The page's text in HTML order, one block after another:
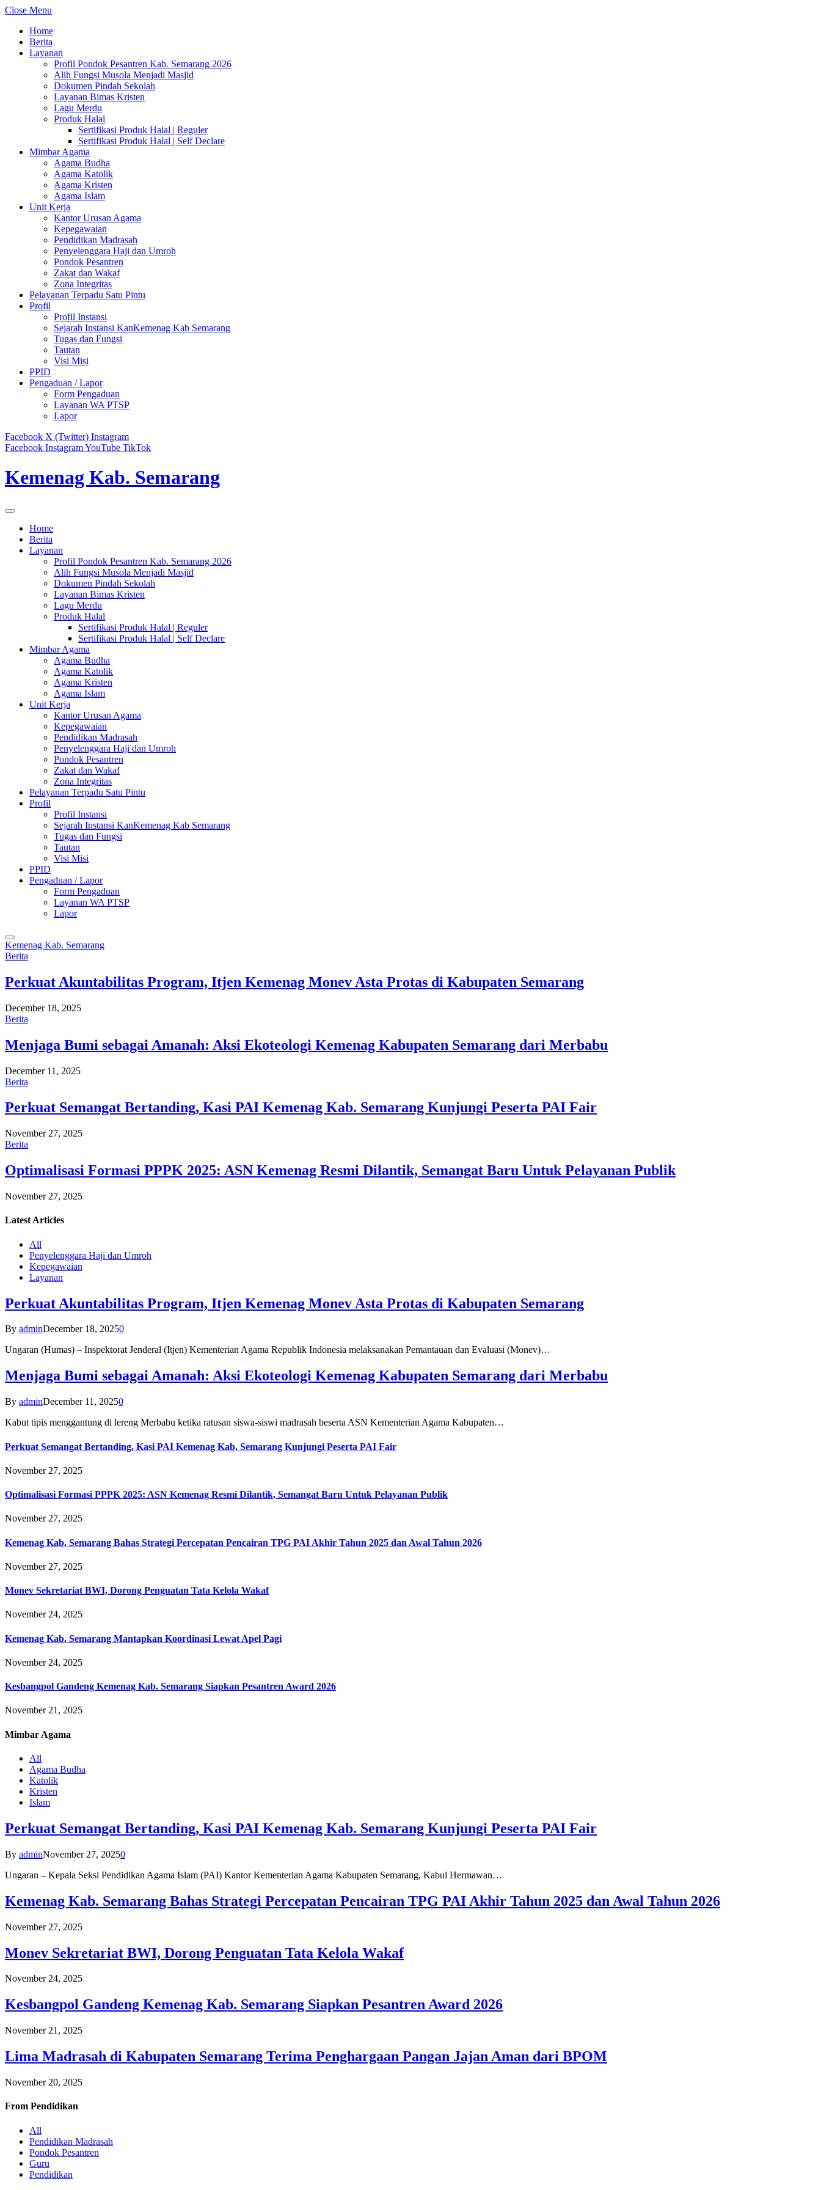
Close Menu
Home
Berita
Layanan
Profil Pondok Pesantren Kab. Semarang 2026
Alih Fungsi Musola Menjadi Masjid
Dokumen Pindah Sekolah
Layanan Bimas Kristen
Lagu Merdu
Produk Halal
Sertifikasi Produk Halal | Reguler
Sertifikasi Produk Halal | Self Declare
Mimbar Agama
Agama Budha
Agama Katolik
Agama Kristen
Agama Islam
Unit Kerja
Kantor Urusan Agama
Kepegawaian
Pendidikan Madrasah
Penyelenggara Haji dan Umroh
Pondok Pesantren
Zakat dan Wakaf
Zona Integritas
Pelayanan Terpadu Satu Pintu
Profil
Profil Instansi
Sejarah Instansi KanKemenag Kab Semarang
Tugas dan Fungsi
Tautan
Visi Misi
PPID
Pengaduan / Lapor
Form Pengaduan
Layanan WA PTSP
Lapor
Facebook X (Twitter) Instagram
Facebook InstagramYouTube TikTok
Kemenag Kab. Semarang
Home
Berita
Layanan
Profil Pondok Pesantren Kab. Semarang 2026
Alih Fungsi Musola Menjadi Masjid
Dokumen Pindah Sekolah
Layanan Bimas Kristen
Lagu Merdu
Produk Halal
Sertifikasi Produk Halal | Reguler
Sertifikasi Produk Halal | Self Declare
Mimbar Agama
Agama Budha
Agama Katolik
Agama Kristen
Agama Islam
Unit Kerja
Kantor Urusan Agama
Kepegawaian
Pendidikan Madrasah
Penyelenggara Haji dan Umroh
Pondok Pesantren
Zakat dan Wakaf
Zona Integritas
Pelayanan Terpadu Satu Pintu
Profil
Profil Instansi
Sejarah Instansi KanKemenag Kab Semarang
Tugas dan Fungsi
Tautan
Visi Misi
PPID
Pengaduan / Lapor
Form Pengaduan
Layanan WA PTSP
Lapor
Kemenag Kab. Semarang
Berita
Perkuat Akuntabilitas Program, Itjen Kemenag Monev Asta Protas di Kabupaten Semarang
December 18, 2025
Berita
Menjaga Bumi sebagai Amanah: Aksi Ekoteologi Kemenag Kabupaten Semarang dari Merbabu
December 11, 2025
Berita
Perkuat Semangat Bertanding, Kasi PAI Kemenag Kab. Semarang Kunjungi Peserta PAI Fair
November 27, 2025
Berita
Optimalisasi Formasi PPPK 2025: ASN Kemenag Resmi Dilantik, Semangat Baru Untuk Pelayanan Publik
November 27, 2025
Latest Articles
All
Penyelenggara Haji dan Umroh
Kepegawaian
Layanan
Perkuat Akuntabilitas Program, Itjen Kemenag Monev Asta Protas di Kabupaten Semarang
By adminDecember 18, 20250
Ungaran (Humas) – Inspektorat Jenderal (Itjen) Kementerian Agama Republik Indonesia melaksanakan Pemantauan dan Evaluasi (Monev)…
Menjaga Bumi sebagai Amanah: Aksi Ekoteologi Kemenag Kabupaten Semarang dari Merbabu
By adminDecember 11, 20250
Kabut tipis menggantung di lereng Merbabu ketika ratusan siswa-siswi madrasah beserta ASN Kementerian Agama Kabupaten…
Perkuat Semangat Bertanding, Kasi PAI Kemenag Kab. Semarang Kunjungi Peserta PAI Fair
November 27, 2025
Optimalisasi Formasi PPPK 2025: ASN Kemenag Resmi Dilantik, Semangat Baru Untuk Pelayanan Publik
November 27, 2025
Kemenag Kab. Semarang Bahas Strategi Percepatan Pencairan TPG PAI Akhir Tahun 2025 dan Awal Tahun 2026
November 27, 2025
Monev Sekretariat BWI, Dorong Penguatan Tata Kelola Wakaf
November 24, 2025
Kemenag Kab. Semarang Mantapkan Koordinasi Lewat Apel Pagi
November 24, 2025
Kesbangpol Gandeng Kemenag Kab. Semarang Siapkan Pesantren Award 2026
November 21, 2025
Mimbar Agama
All
Agama Budha
Katolik
Kristen
Islam
Perkuat Semangat Bertanding, Kasi PAI Kemenag Kab. Semarang Kunjungi Peserta PAI Fair
By adminNovember 27, 20250
Ungaran – Kepala Seksi Pendidikan Agama Islam (PAI) Kantor Kementerian Agama Kabupaten Semarang, Kabul Hermawan…
Kemenag Kab. Semarang Bahas Strategi Percepatan Pencairan TPG PAI Akhir Tahun 2025 dan Awal Tahun 2026
November 27, 2025
Monev Sekretariat BWI, Dorong Penguatan Tata Kelola Wakaf
November 24, 2025
Kesbangpol Gandeng Kemenag Kab. Semarang Siapkan Pesantren Award 2026
November 21, 2025
Lima Madrasah di Kabupaten Semarang Terima Penghargaan Pangan Jajan Aman dari BPOM
November 20, 2025
From Pendidikan
All
Pendidikan Madrasah
Pondok Pesantren
Guru
Pendidikan